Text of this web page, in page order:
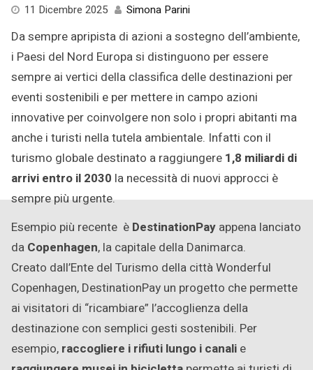
11 Dicembre 202511
2025
Simona Parini
Da sempre apripista di azioni a sostegno dell’ambiente,
i Paesi del Nord Europa si distinguono per essere
sempre ai vertici della classifica delle destinazioni per
eventi sostenibili e per mettere in campo azioni
innovative per coinvolgere non solo i propri abitanti ma
anche i turisti nella tutela ambientale. Infatti con il
turismo globale destinato a raggiungere 1,8 miliardi di
arrivi entro il 2030 la necessità di nuovi approcci è
sempre più urgente.
Esempio più recente è DestinationPay appena lanciato
da Copenhagen, la capitale della Danimarca.
Creato dall’Ente del Turismo della cittàWonderful
Copenhagen, DestinationPay un progetto che permette
ai visitatori di “ricambiare” l’accoglienza della
destinazione con semplici gesti sostenibili. Per
esempio, raccogliere i rifiuti lungo i canali e